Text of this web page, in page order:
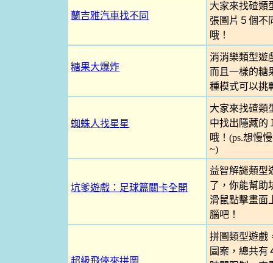
蘭吉雅汽車找不同
大家來找碴類
張圖片５個不
哦！
糖果大爆炸
消消樂類型遊
而且一樣的糖
種模式可以挑
蜘蛛人找星星
大家來找碴類
中找出隱藏的
哦！(ps.想慢
~)
坑爹遊戲：足球篇關卡全開
益智解謎類型
了，你能幫助
滑鼠點擊畫面
腦吧！
超級飛俠來拼圖
拼圖類型遊戲
圖案，總共有